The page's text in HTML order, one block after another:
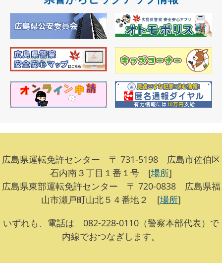
広島県運転免許センター 〒 731-5198 広島市佐伯区
石内南３丁目１番１号 [場所]
広島県東部運転免許センター 〒 720-0838 広島県福
山市瀬戸町山北５４番地２ [場所]
いずれも、電話は 082-228-0110（警察本部代表）で
内線でおつなぎします。